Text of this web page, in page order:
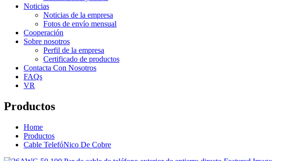
Noticias
Noticias de la empresa
Fotos de envío mensual
Cooperación
Sobre nosotros
Perfil de la empresa
Certificado de productos
Contacta Con Nosotros
FAQs
VR
Productos
Home
Productos
Cable TelefóNico De Cobre